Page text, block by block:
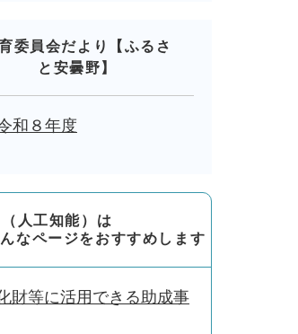
委員会だより【ふるさ
と安曇野】
和８年度
人工知能）は
なページをおすすめします
財等に活用できる助成事